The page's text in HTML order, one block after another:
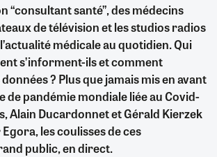
“consultant santé”, des médecins
de télévision et les studios radios
médicale au quotidien. Qui
s’informent-ils et comment
? Plus que jamais mis en avant
de pandémie mondiale liée au Covid-
Alain Ducardonnet et Gérald Kierzek
les coulisses de ces
public, en direct.